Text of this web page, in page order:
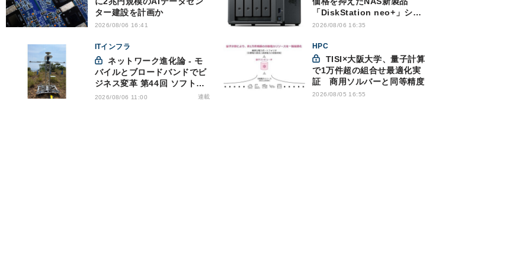
ター建設を計画か
2026/08/06 16:41
「DiskStation neo+」シリ
ーズ
2026/08/06 16:35
ITインフラ
ネットワーク進化論 - モ
バイルとブロードバンドでビ
ジネス変革 第44回 ソフトバ
ンクが「HAPS」のプレ商用
2026/08/06 11:00 連載
HPC
で1万件超の組合せ最適化実
証 商用ソルバーと同等精度
2026/08/05 16:55